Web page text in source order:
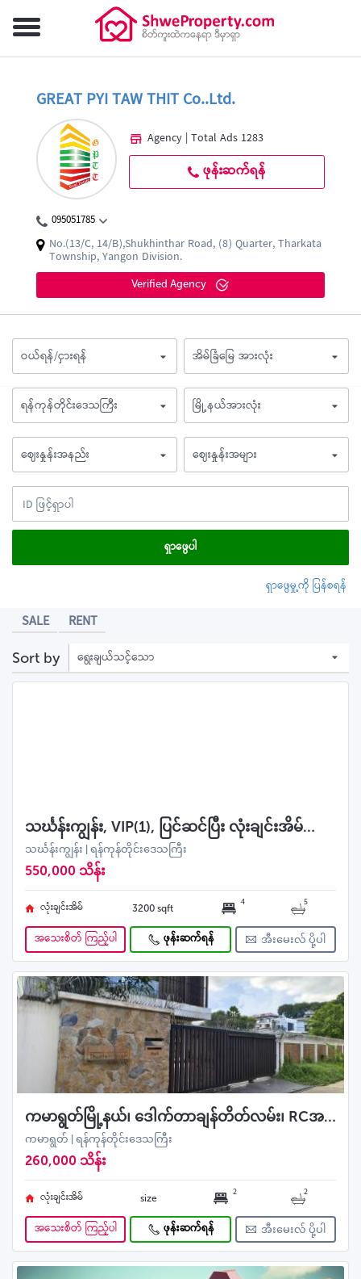
GREAT PYI TAW THIT Co..Ltd.
095051785
No.(13/C, 14/B),Shukhinthar Road, (8) Quarter, Tharkata
Township, Yangon Division.
Verified Agency
Agency | Total Ads 1283
ဖုန်းဆက်ရန်
ဝယ်ရန်/ငှားရန် အိမ်ခြံမြေ အားလုံး
ရန်ကုန်တိုင်းဒေသကြီး မြို့နယ်အားလုံး
ဈေးနှုန်းအနည်း ဈေးနှုန်းအများ
ရှာဖွေပါ
ရှာဖွေမှု့ကို ပြန်စရန်
SALE RENT
Sort by ရွေးချယ်သင့်သော
သင်္ဃန်းကျွန်း, VIP(1), ပြင်ဆင်ပြီး လုံးချင်းအိမ်ရောင်းမည်
သင်္ဃန်းကျွန်း | ရန်ကုန်တိုင်းဒေသကြီး
550,000 သိန်း
လုံးချင်းအိမ် 3200 sqft 4 5
အသေးစိတ် ကြည့်ပါ ဖုန်းဆက်ရန် အီးမေးလ် ပို့ပါ
ကမာရွတ်မြို့နယ်၊ ဒေါက်တာချန်တိတ်လမ်း၊ RCအရောင်း။
ကမာရွတ် | ရန်ကုန်တိုင်းဒေသကြီး
260,000 သိန်း
လုံးချင်းအိမ် size 2 2
အသေးစိတ် ကြည့်ပါ ဖုန်းဆက်ရန် အီးမေးလ် ပို့ပါ